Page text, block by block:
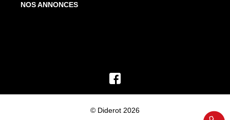
NOS ANNONCES
© Diderot 2026